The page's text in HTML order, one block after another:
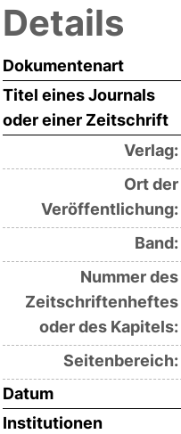
Details
Dokumentenart
Titel eines Journals
oder einer Zeitschrift
Verlag:
Ort der
Veröffentlichung:
Band:
Nummer des
Zeitschriftenheftes
oder des Kapitels:
Seitenbereich:
Datum
Institutionen